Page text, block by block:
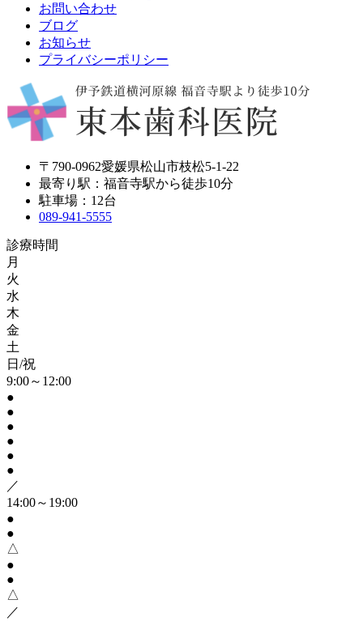
お問い合わせ
ブログ
お知らせ
プライバシーポリシー
〒790-0962愛媛県松山市枝松5-1-22
最寄り駅：福音寺駅から徒歩10分
駐車場：12台
089-941-5555
診療時間
月
火
水
木
金
土
日/祝
9:00～12:00
●
●
●
●
●
●
／
14:00～19:00
●
●
△
●
●
△
／